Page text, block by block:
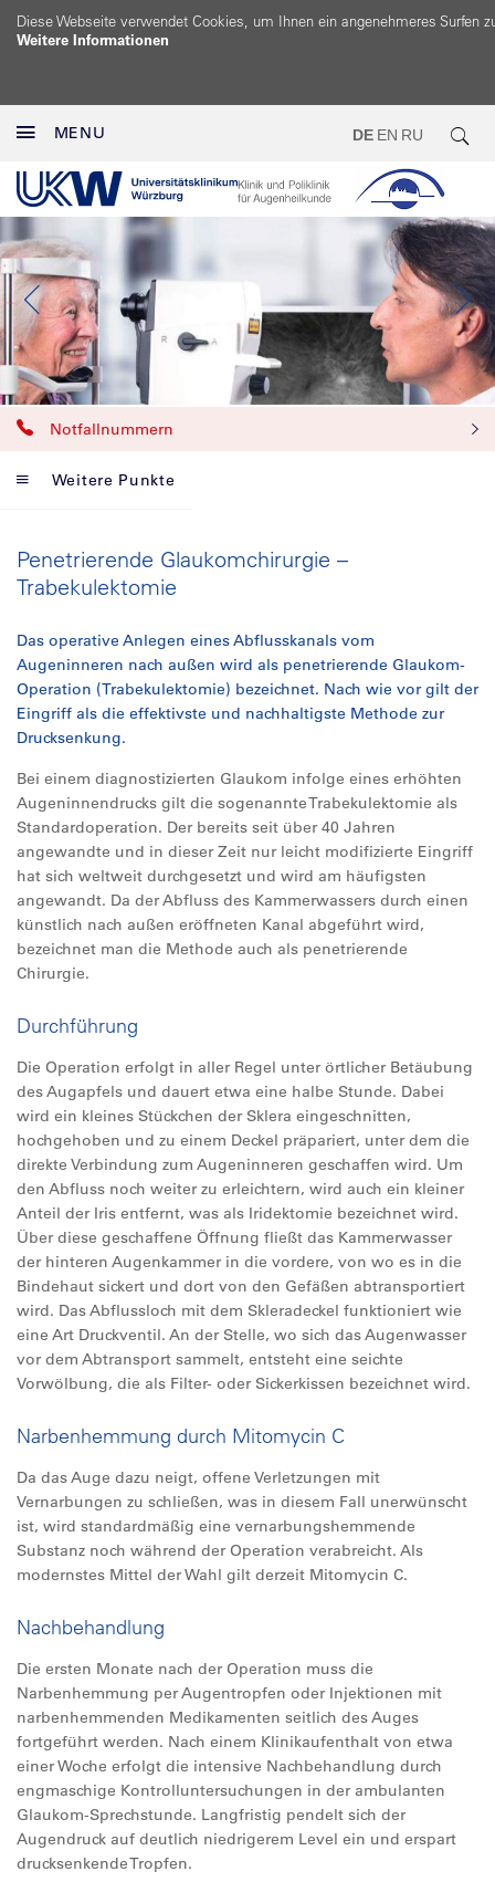
Diese Webseite verwendet Cookies, um Ihnen ein angenehmeres Surfen
Weitere Informationen
MENU DE EN RU
Notfallnummern
Weitere Punkte
Penetrierende Glaukomchirurgie –
Trabekulektomie
Das operative Anlegen eines Abflusskanals vom
Augeninneren nach außen wird als penetrierende Glaukom-
Operation (Trabekulektomie) bezeichnet. Nach wie vor gilt der
Eingriff als die effektivste und nachhaltigste Methode zur
Drucksenkung.
Bei einem diagnostizierten Glaukom infolge eines erhöhten
Augeninnendrucks gilt die sogenannte Trabekulektomie als
Standardoperation. Der bereits seit über 40 Jahren
angewandte und in dieser Zeit nur leicht modifizierte Eingriff
hat sich weltweit durchgesetzt und wird am häufigsten
angewandt. Da der Abfluss des Kammerwassers durch einen
künstlich nach außen eröffneten Kanal abgeführt wird,
bezeichnet man die Methode auch als penetrierende
Chirurgie.
Durchführung
Die Operation erfolgt in aller Regel unter örtlicher Betäubung
des Augapfels und dauert etwa eine halbe Stunde. Dabei
wird ein kleines Stückchen der Sklera eingeschnitten,
hochgehoben und zu einem Deckel präpariert, unter dem die
direkte Verbindung zum Augeninneren geschaffen wird. Um
den Abfluss noch weiter zu erleichtern, wird auch ein kleiner
Anteil der Iris entfernt, was als Iridektomie bezeichnet wird.
Über diese geschaffene Öffnung fließt das Kammerwasser
der hinteren Augenkammer in die vordere, von wo es in die
Bindehaut sickert und dort von den Gefäßen abtransportiert
wird. Das Abflussloch mit dem Skleradeckel funktioniert wie
eine Art Druckventil. An der Stelle, wo sich das Augenwasser
vor dem Abtransport sammelt, entsteht eine seichte
Vorwölbung, die als Filter- oder Sickerkissen bezeichnet wird.
Narbenhemmung durch Mitomycin C
Da das Auge dazu neigt, offene Verletzungen mit
Vernarbungen zu schließen, was in diesem Fall unerwünscht
ist, wird standardmäßig eine vernarbungshemmende
Substanz noch während der Operation verabreicht. Als
modernstes Mittel der Wahl gilt derzeit Mitomycin C.
Nachbehandlung
Die ersten Monate nach der Operation muss die
Narbenhemmung per Augentropfen oder Injektionen mit
narbenhemmenden Medikamenten seitlich des Auges
fortgeführt werden. Nach einem Klinikaufenthalt von etwa
einer Woche erfolgt die intensive Nachbehandlung durch
engmaschige Kontrolluntersuchungen in der ambulanten
Glaukom-Sprechstunde. Langfristig pendelt sich der
Augendruck auf deutlich niedrigerem Level ein und erspart
drucksenkende Tropfen.